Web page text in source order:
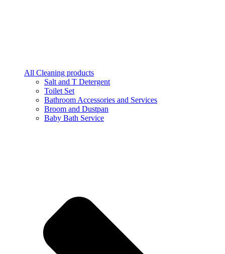
All Cleaning products
Salt and T Detergent
Toilet Set
Bathroom Accessories and Services
Broom and Dustpan
Baby Bath Service